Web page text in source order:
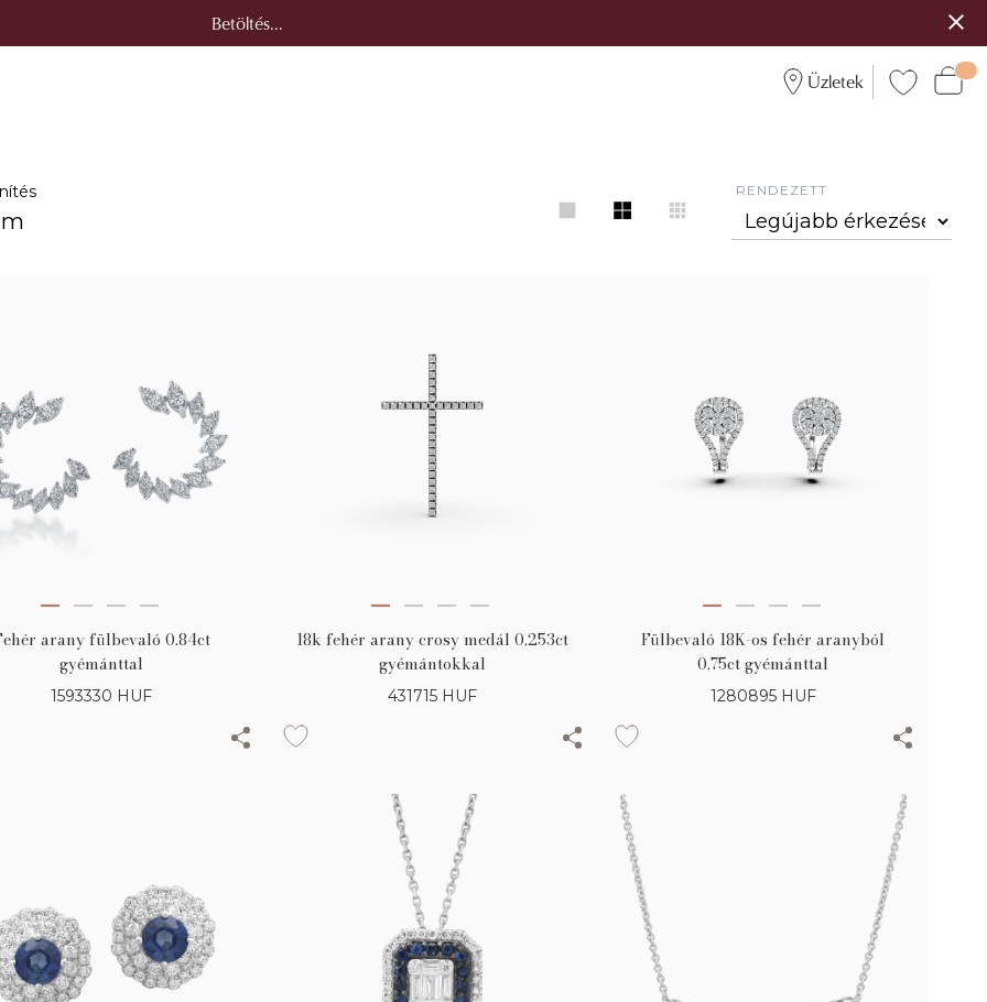
Betöltés...
Üzletek
RENDEZETT
arany fülbevaló 0.84ct
gyémánttal
1593330 HUF
18k fehér arany crosy medál 0,253ct
gyémántokkal
431715 HUF
Fülbevaló 18K-os fehér aranyból
0,75ct gyémánttal
1280895 HUF